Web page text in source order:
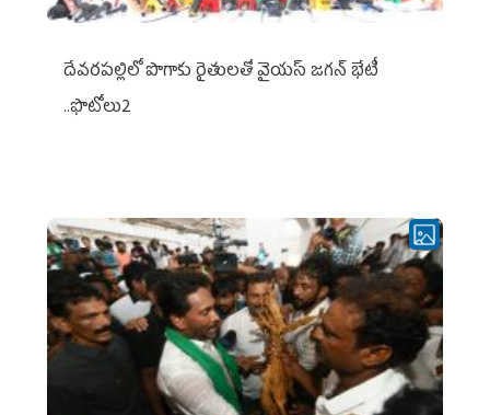
దేవరపల్లిలో పొగాకు రైతులతో వైయస్ జగన్ భేటీ
..ఫొటోలు2